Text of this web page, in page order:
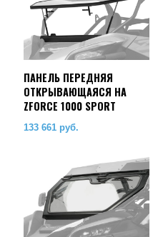
ПАНЕЛЬ ПЕРЕДНЯЯ
ОТКРЫВАЮЩАЯСЯ НА
ZFORCE 1000 SPORT
133 661 руб.